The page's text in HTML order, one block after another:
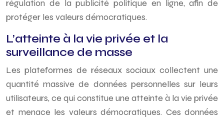
régulation de la publicité politique en ligne, afin de
protéger les valeurs démocratiques.
L’atteinte à la vie privée et la
surveillance de masse
Les plateformes de réseaux sociaux collectent une
quantité massive de données personnelles sur leurs
utilisateurs, ce qui constitue une atteinte à la vie privée
et menace les valeurs démocratiques. Ces données